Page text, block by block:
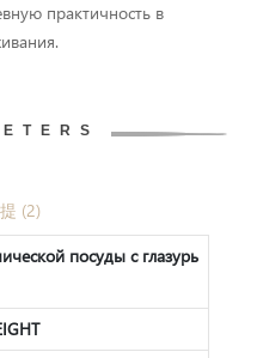
практичность в
посуды с глазурь